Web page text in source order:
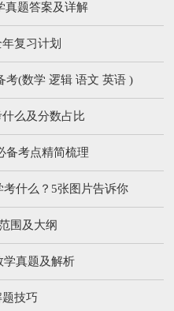
真题答案及详解
复习计划
考(数学 逻辑 语文 英语 )
么及分数占比
备考点精简梳理
什么？5张图片告诉你
围及大纲
学真题及解析
技巧